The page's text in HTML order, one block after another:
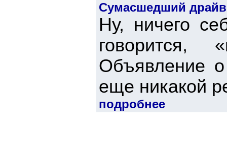
Сумасшедший
Ну, ничего
говорится,
Объявление о
еще никакой
подробнее